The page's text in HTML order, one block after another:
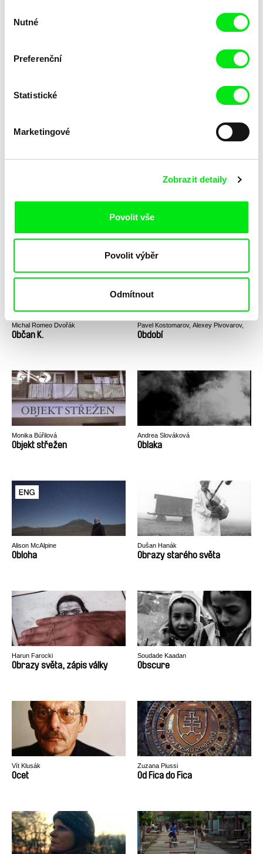
souhlasu
Nutné
Preferenční
Statistické
Marketingové
Zobrazit detaily
Povolit vše
Povolit výběr
Odmítnout
Deborah Stratman
Michal Romeo Dvořák
Občan K.
Pavel Kostomarov, Alexey Pivovarov,
Alexander Rastorguev
Období
Monika Búřilová
Objekt střežen
Andrea Slováková
Oblaka
Alison McAlpine
Obloha
Dušan Hanák
Obrazy starého světa
Harun Farocki
Obrazy světa, zápis války
Soudade Kaadan
Obscure
Vít Klusák
Ocet
Zuzana Piussi
Od Fica do Fica